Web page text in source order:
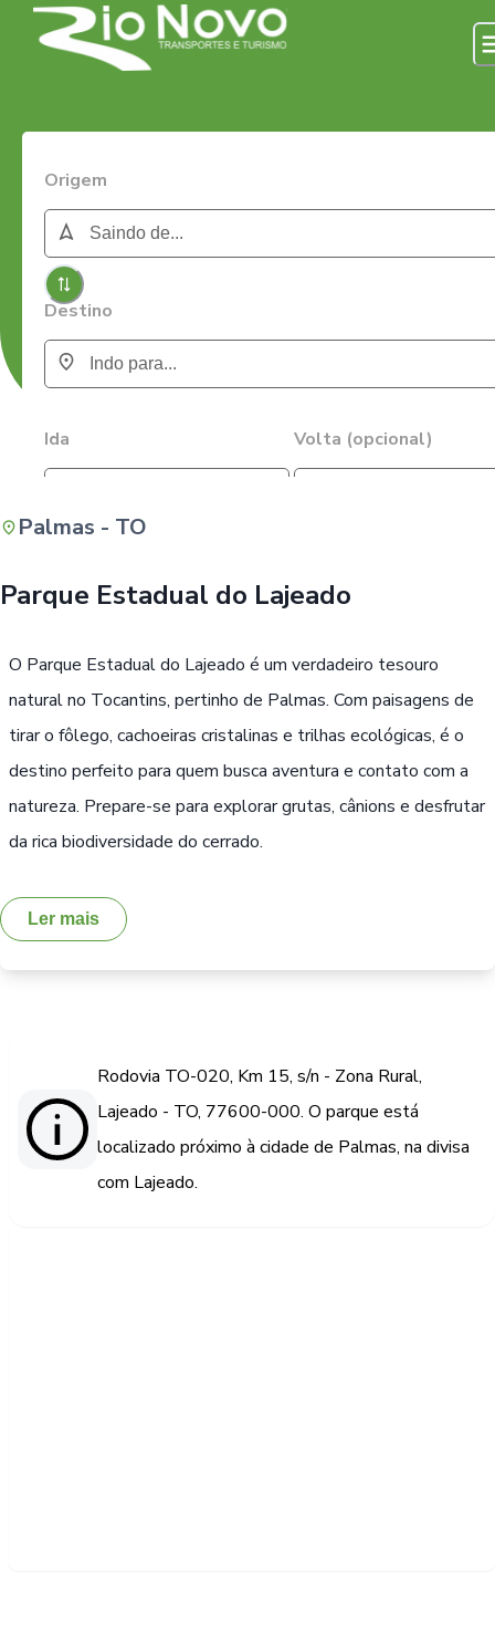
Origem
Destino
Ida Volta (opcional)
Palmas - TO
Parque Estadual do Lajeado
O Parque Estadual do Lajeado é um verdadeiro tesouro
natural no Tocantins, pertinho de Palmas. Com paisagens de
tirar o fôlego, cachoeiras cristalinas e trilhas ecológicas, é o
destino perfeito para quem busca aventura e contato com a
natureza. Prepare-se para explorar grutas, cânions e desfrutar
da rica biodiversidade do cerrado.
Ler mais
Rodovia TO-020, Km 15, s/n - Zona Rural,
Lajeado - TO, 77600-000. O parque está
localizado próximo à cidade de Palmas, na divisa
com Lajeado.